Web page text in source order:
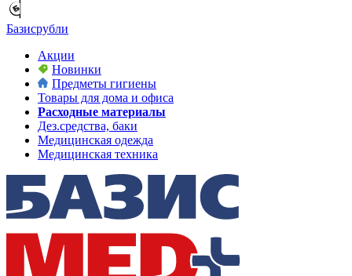
Базисрубли
Акции
Новинки
Предметы гигиены
Товары для дома и офиса
Расходные материалы
Дез.средства, баки
Медицинская одежда
Медицинская техника